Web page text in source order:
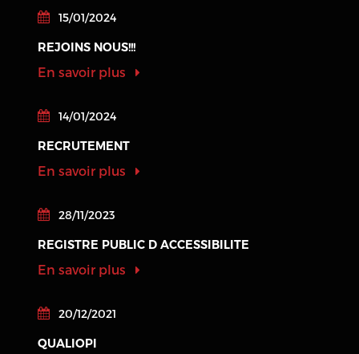
15/01/2024
REJOINS NOUS!!!
En savoir plus
14/01/2024
RECRUTEMENT
En savoir plus
28/11/2023
REGISTRE PUBLIC D ACCESSIBILITE
En savoir plus
20/12/2021
QUALIOPI